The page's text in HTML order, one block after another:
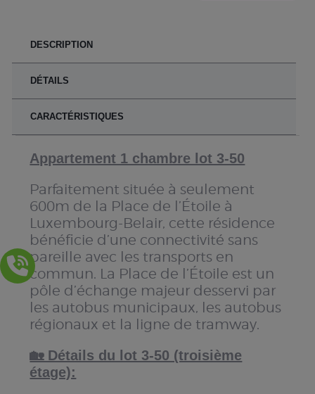
DESCRIPTION
DÉTAILS
CARACTÉRISTIQUES
Appartement 1 chambre lot 3-50
Parfaitement située à seulement
600m de la Place de l’Étoile à
Luxembourg-Belair, cette résidence
bénéficie d’une connectivité sans
pareille avec les transports en
commun. La Place de l’Étoile est un
pôle d’échange majeur desservi par
les autobus municipaux, les autobus
régionaux et la ligne de tramway.
🏡 Détails du lot 3-50 (troisième
étage):